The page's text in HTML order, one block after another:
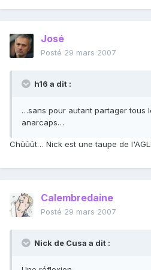
José
Posté 29 mars 2007
h16 a dit :
…sans pour autant partager tous
anarcaps…
Chûûût… Nick est une taupe de
Calembredaine
Posté 29 mars 2007
Nick de Cusa a dit :